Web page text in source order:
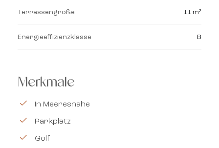
Terrassengröße 11 m²
Energieeffizienzklasse B
Merkmale
In Meeresnähe
Parkplatz
Golf